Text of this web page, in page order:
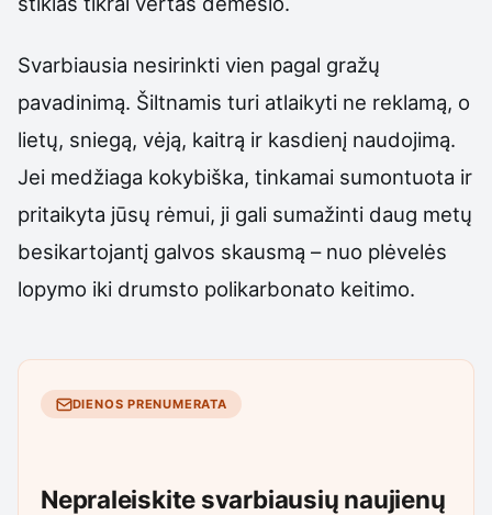
Svarbiausia nesirinkti vien pagal gražų
pavadinimą. Šiltnamis turi atlaikyti ne reklamą, o
lietų, sniegą, vėją, kaitrą ir kasdienį naudojimą.
Jei medžiaga kokybiška, tinkamai sumontuota ir
pritaikyta jūsų rėmui, ji gali sumažinti daug metų
besikartojantį galvos skausmą – nuo plėvelės
lopymo iki drumsto polikarbonato keitimo.
DIENOS PRENUMERATA
Nepraleiskite svarbiausių naujienų